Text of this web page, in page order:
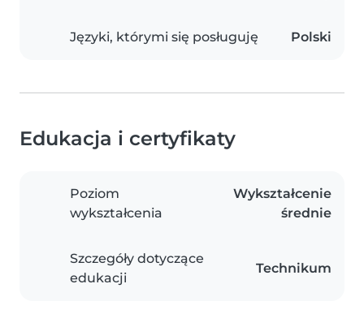
Języki, którymi się posługuję Polski
Edukacja i certyfikaty
Poziom
wykształcenia
Wykształcenie
średnie
Szczegóły dotyczące
edukacji
Technikum